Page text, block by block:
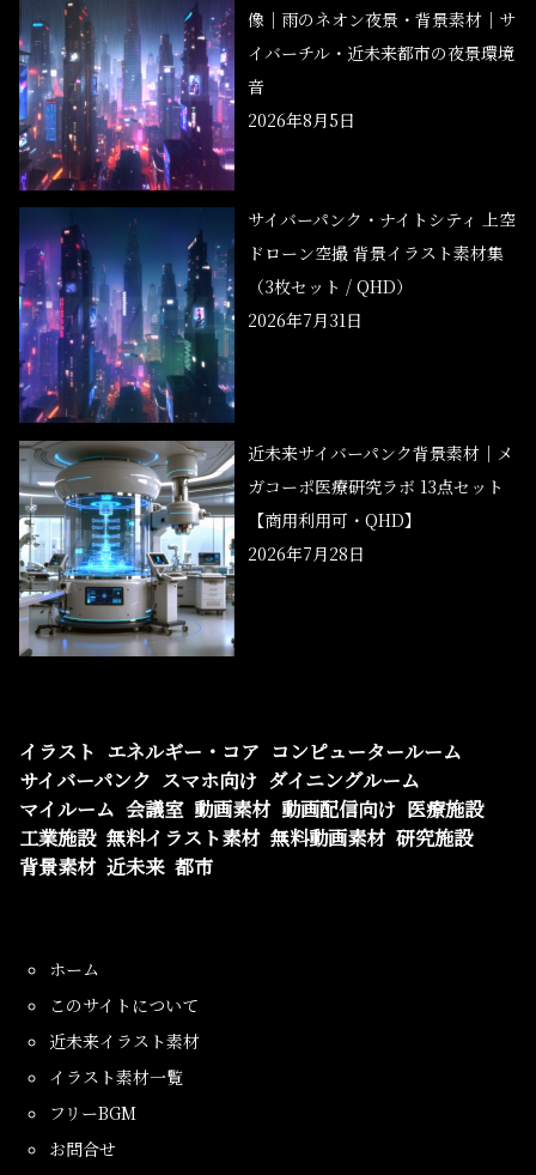
像｜雨のネオン夜景・背景素材｜サ
イバーチル・近未来都市の夜景環境
音
2026年8月5日
サイバーパンク・ナイトシティ 上空
ドローン空撮 背景イラスト素材集
（3枚セット / QHD）
2026年7月31日
近未来サイバーパンク背景素材｜メ
ガコーポ医療研究ラボ 13点セット
【商用利用可・QHD】
2026年7月28日
イラスト エネルギー・コア コンピュータールーム
サイバーパンク スマホ向け ダイニングルーム
マイルーム 会議室 動画素材 動画配信向け 医療施設
工業施設 無料イラスト素材 無料動画素材 研究施設
背景素材 近未来 都市
ホーム
このサイトについて
近未来イラスト素材
イラスト素材一覧
フリーBGM
お問合せ